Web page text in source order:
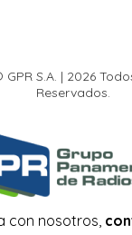
S.A. | 2026
Reservados.
con nosotros,